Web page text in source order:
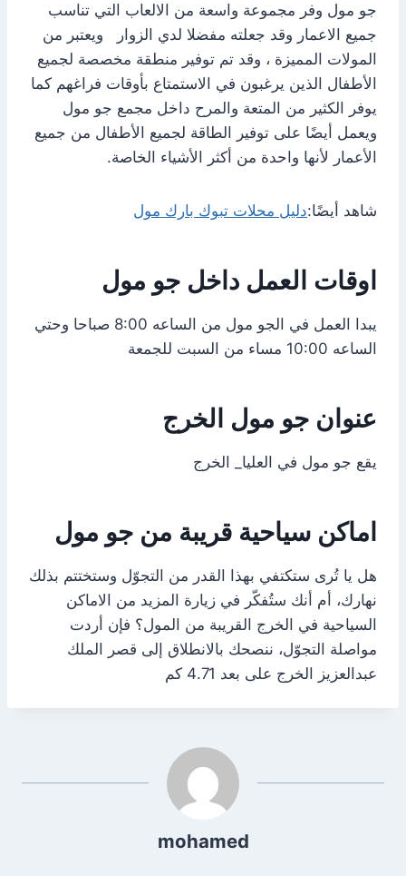
جو مول وفر مجموعة واسعة من الالعاب التي تناسب
جميع الاعمار وقد جعلته مفضلا لدي الزوار ويعتبر من
المولات المميزة ، وقد تم توفير منطقة مخصصة لجميع
الأطفال الذين يرغبون في الاستمتاع بأوقات فراغهم كما
يوفر الكثير من المتعة والمرح داخل مجمع جو مول
ويعمل أيضًا على توفير الطاقة لجميع الأطفال من جميع
الأعمار لأنها واحدة من أكثر الأشياء الخاصة.
شاهد أيضًا:دليل محلات تبوك بارك مول
اوقات العمل داخل جو مول
يبدا العمل في الجو مول من الساعه 8:00 صباحا وحتي
الساعه 10:00 مساء من السبت للجمعة
عنوان جو مول الخرج
يقع جو مول في العليا_ الخرج
اماكن سياحية قريبة من جو مول
هل يا تُرى ستكتفي بهذا القدر من التجوّل وستختتم بذلك
نهارك، أم أنك ستُفكّر في زيارة المزيد من الاماكن
السياحية في الخرج القريبة من المول؟ فإن أردت
مواصلة التجوّل، ننصحك بالانطلاق إلى قصر الملك
عبدالعزيز الخرج على بعد 4.71 كم
mohamed